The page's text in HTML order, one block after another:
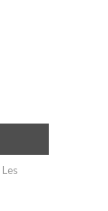
Les